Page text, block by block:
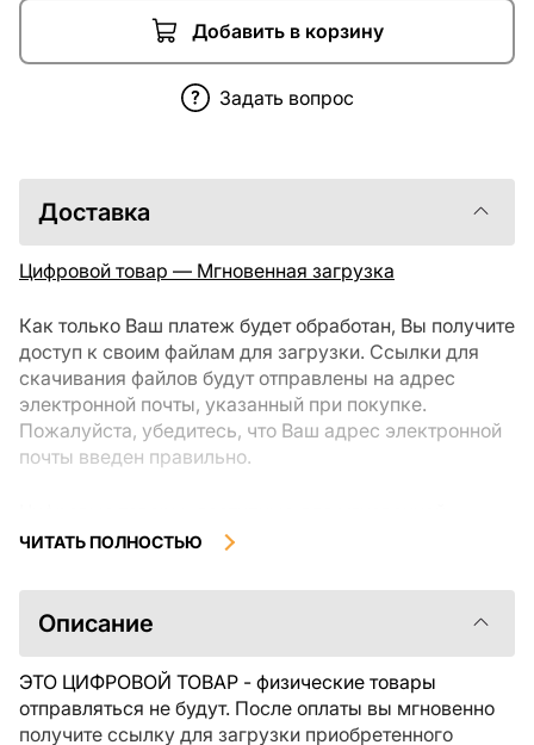
Добавить в корзину
Задать вопрос
Доставка
Цифровой товар — Мгновенная загрузка
Как только Ваш платеж будет обработан, Вы получите
доступ к своим файлам для загрузки. Ссылки для
скачивания файлов будут отправлены на адрес
электронной почты, указанный при покупке.
Пожалуйста, убедитесь, что Ваш адрес электронной
почты введен правильно.
загрузки, не подлежат возврату или обмену после их
ознакомиться с описанием товара и задать все
интересующие Вас вопросы перед покупкой. Если у
свяжитесь с продавцом напрямую.
ЧИТАТЬ ПОЛНОСТЬЮ
Описание
ЭТО ЦИФРОВОЙ ТОВАР - физические товары
отправляться не будут. После оплаты вы мгновенно
получите ссылку для загрузки приобретенного